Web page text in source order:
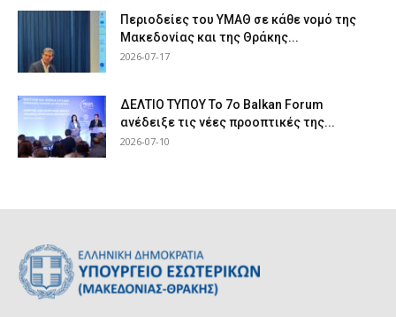
Περιοδείες του ΥΜΑΘ σε κάθε νομό της
Μακεδονίας και της Θράκης...
2026-07-17
ΔΕΛΤΙΟ ΤΥΠΟΥ Το 7ο Balkan Forum
ανέδειξε τις νέες προοπτικές της...
2026-07-10